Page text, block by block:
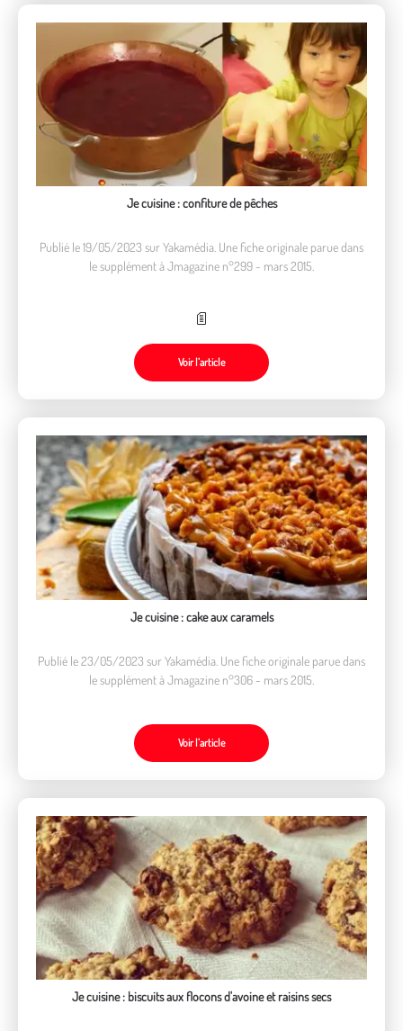
Je cuisine : confiture de pêches
Publié le 19/05/2023 sur Yakamédia. Une fiche originale parue dans
le supplément à Jmagazine n°299 - mars 2015.
Voir l’article
Je cuisine : cake aux caramels
Publié le 23/05/2023 sur Yakamédia. Une fiche originale parue dans
le supplément à Jmagazine n°306 - mars 2015.
Voir l’article
Je cuisine : biscuits aux flocons d'avoine et raisins secs